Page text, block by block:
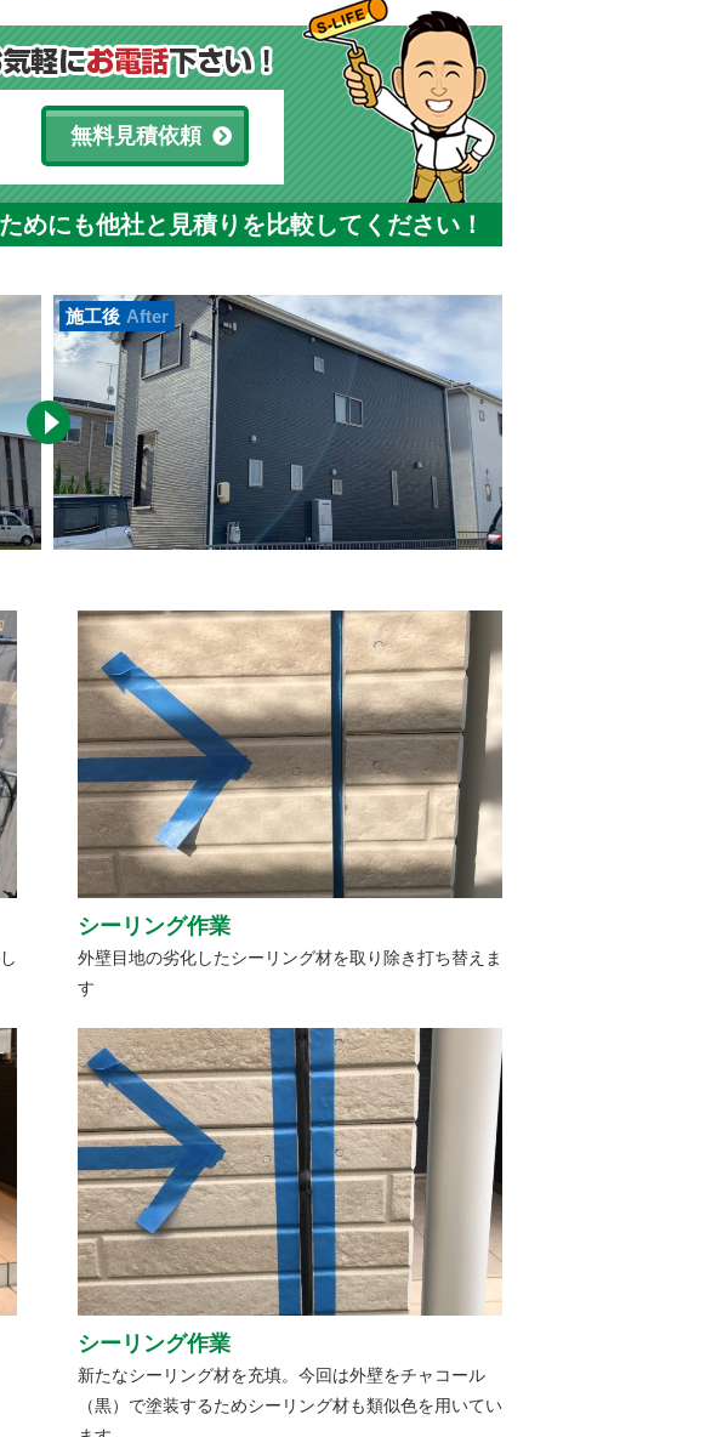
無料見積依頼
めにも他社と見積りを比較してください！
施工後 After
シーリング作業
外壁目地の劣化したシーリング材を取り除き打ち替えま
す
シーリング作業
新たなシーリング材を充填。今回は外壁をチャコール
（黒）で塗装するためシーリング材も類似色を用いてい